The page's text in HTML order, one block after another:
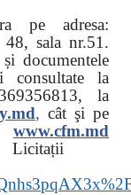
pe adresa:
48, sala nr.51.
documentele
consultate la
la
, cât şi pe
www.cfm.md
→ Licitații